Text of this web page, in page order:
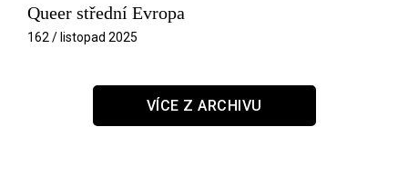
Queer střední Evropa
162 / listopad 2025
VÍCE Z ARCHIVU